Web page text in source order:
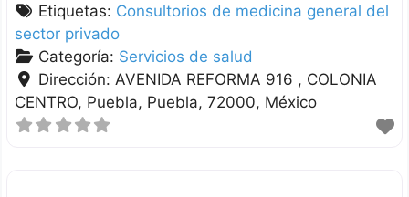
Etiquetas: Consultorios de medicina general del
sector privado
Categoría: Servicios de salud
Dirección: AVENIDA REFORMA 916 , COLONIA
CENTRO Puebla Puebla 72000 México